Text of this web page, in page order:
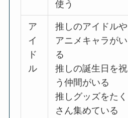
使う
ア
イ
ド
ル
推しのアイドルや
アニメキャラがい
る
推しの誕生日を祝
う仲間がいる
推しグッズをたく
さん集めている